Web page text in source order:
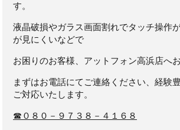
す。
液晶破損やガラス画面割れでタッチ操作
が見にくいなどで
お困りのお客様、アットフォン高浜店へ
まずはお電話にてご連絡ください、経験
ご対応いたします。
☎０８０－９７３８－４１６８